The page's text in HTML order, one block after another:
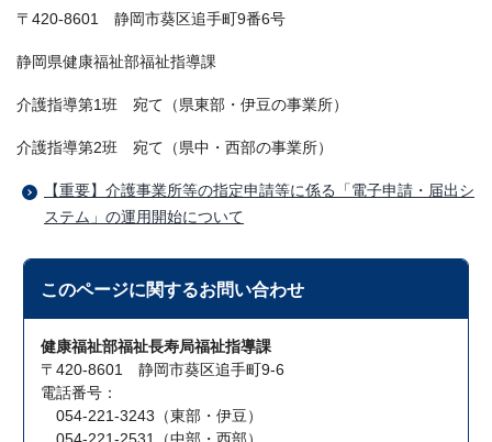
〒420-8601 静岡市葵区追手町9番6号
静岡県健康福祉部福祉指導課
介護指導第1班 宛て（県東部・伊豆の事業所）
介護指導第2班 宛て（県中・西部の事業所）
【重要】介護事業所等の指定申請等に係る「電子申請・届出シ
ステム」の運用開始について
このページに関するお問い合わせ
健康福祉部福祉長寿局福祉指導課
〒420-8601 静岡市葵区追手町9-6
電話番号：
054-221-3243（東部・伊豆）